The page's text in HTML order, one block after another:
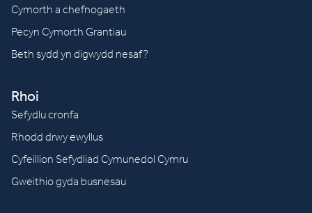
Cymorth a chefnogaeth
Pecyn Cymorth Grantiau
Beth sydd yn digwydd nesaf?
Rhoi
Sefydlu cronfa
Rhodd drwy ewyllus
Cyfeillion Sefydliad Cymunedol Cymru
Gweithio gyda busnesau